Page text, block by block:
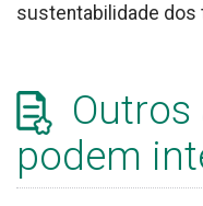
sustentabilidade dos
podem